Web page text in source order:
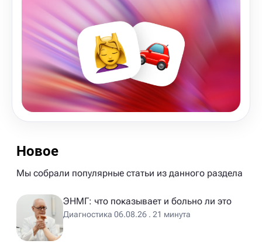
Новое
Мы собрали популярные статьи из данного раздела
ЭНМГ: что показывает и больно ли это
Диагностика 06.08.26 . 21 минута